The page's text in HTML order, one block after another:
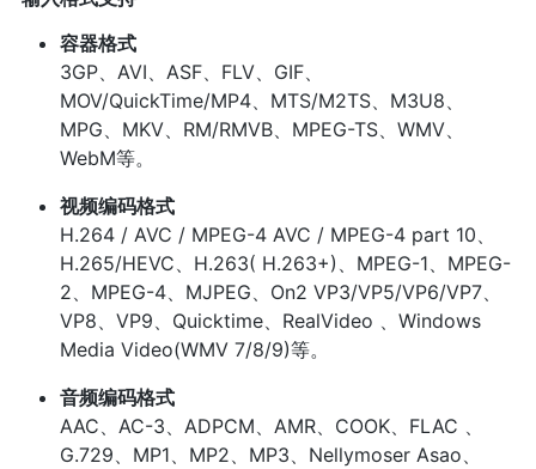
容器格式
3GP、AVI、ASF、FLV、GIF、
MOV/QuickTime/MP4、MTS/M2TS、M3U8、
MPG、MKV、RM/RMVB、MPEG-TS、WMV、
WebM等。
视频编码格式
H.264 / AVC / MPEG-4 AVC / MPEG-4 part 10、
H.265/HEVC、H.263( H.263+)、MPEG-1、MPEG-
2、MPEG-4、MJPEG、On2 VP3/VP5/VP6/VP7、
VP8、VP9、Quicktime、RealVideo 、Windows
Media Video(WMV 7/8/9)等。
音频编码格式
AAC、AC-3、ADPCM、AMR、COOK、FLAC 、
G.729、MP1、MP2、MP3、Nellymoser Asao、